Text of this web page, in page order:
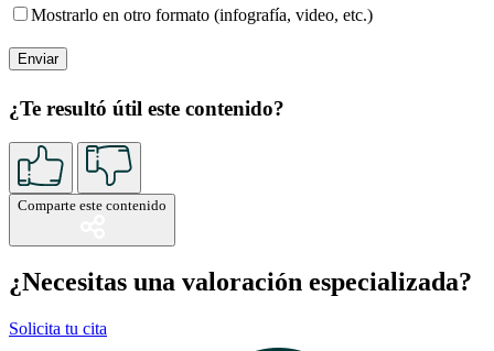
Mostrarlo en otro formato (infografía, video, etc.)
¿Te resultó útil este contenido?
Comparte este contenido
¿Necesitas una valoración especializada?
Solicita tu cita